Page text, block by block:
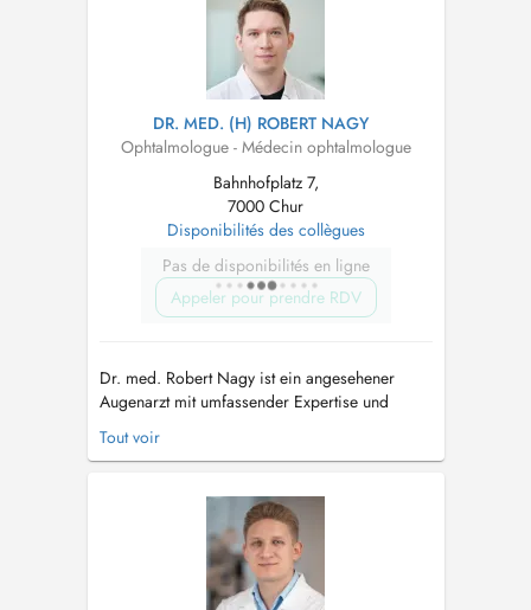
sowie Erkrankungen der Hornh...
DR. MED. (H) ROBERT NAGY
Ophtalmologue - Médecin ophtalmologue
Bahnhofplatz 7,
7000 Chur
Disponibilités des collègues
Pas de disponibilités en ligne
Appeler pour prendre RDV
Dr. med. Robert Nagy ist ein angesehener
Augenarzt mit umfassender Expertise und
fundiertem Wissen in verschiedenen Bereichen
seines Fachgebiets. Er ist spezialisiert auf
Augenlider, Augenentzündungen,
Tränenwegsprobleme, Glaukom,
Neuroophthalmologie und Netzha...
Tout voir